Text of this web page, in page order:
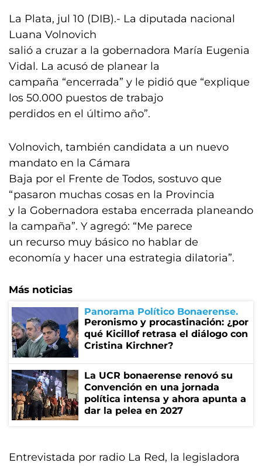
La Plata, jul 10 (DIB).- La diputada nacional
Luana Volnovich
salió a cruzar a la gobernadora María Eugenia
Vidal. La acusó de planear la
campaña “encerrada” y le pidió que “explique
los 50.000 puestos de trabajo
perdidos en el último año”.
Volnovich, también candidata a un nuevo
mandato en la Cámara
Baja por el Frente de Todos, sostuvo que
“pasaron muchas cosas en la Provincia
y la Gobernadora estaba encerrada planeando
la campaña”. Y agregó: “Me parece
un recurso muy básico no hablar de
economía y hacer una estrategia dilatoria”.
Más noticias
Panorama Político Bonaerense
Peronismo y procastinación: ¿por
qué Kicillof retrasa el diálogo con
Cristina Kirchner?
La UCR bonaerense renovó su
Convención en una jornada
política intensa y ahora apunta a
dar la pelea en 2027
Entrevistada por radio La Red, la legisladora